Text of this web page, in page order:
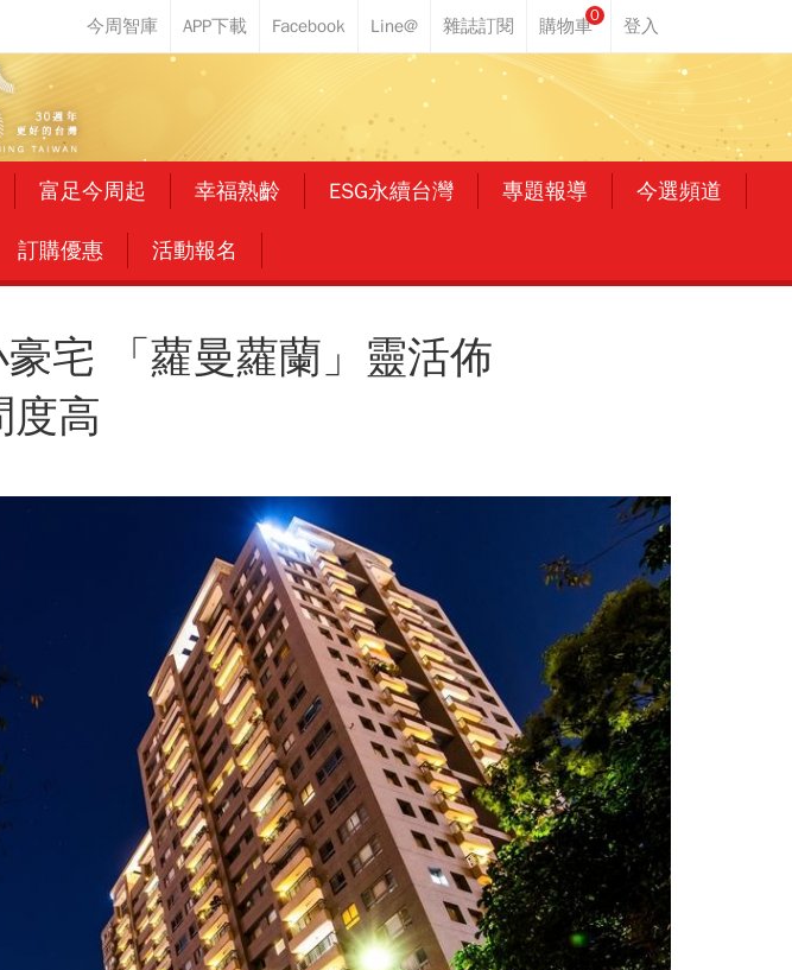
0
富足今周起 幸福熟齡 ESG永續台灣 專題報導 今選頻道
訂購優惠 活動報名
宅 「蘿曼蘿蘭」靈活佈
度高